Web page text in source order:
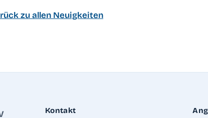
zu allen Neuigkeiten
Kontakt